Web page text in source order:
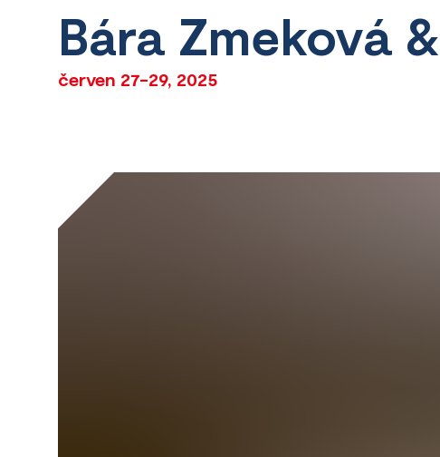
Bára Zmeková
červen 27-29, 2025